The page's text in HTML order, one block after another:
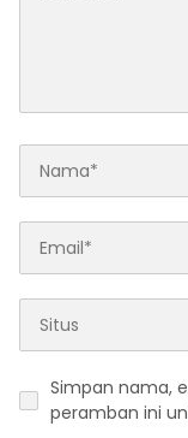
Simpan nama,
peramban ini